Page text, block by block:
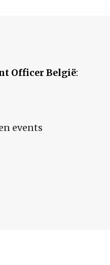
Officer België:
events